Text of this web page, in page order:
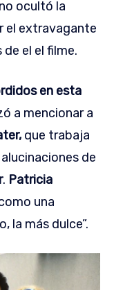
ocultó la
el extravagante
el el filme.
en esta
a mencionar a
que trabaja
de
. Patricia
una
la más dulce”.